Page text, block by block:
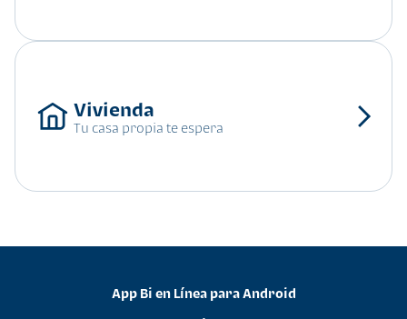
Tu casa propia te espera
App Bi en Línea para Android